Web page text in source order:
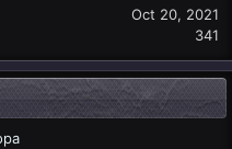
Oct 20, 2021
341